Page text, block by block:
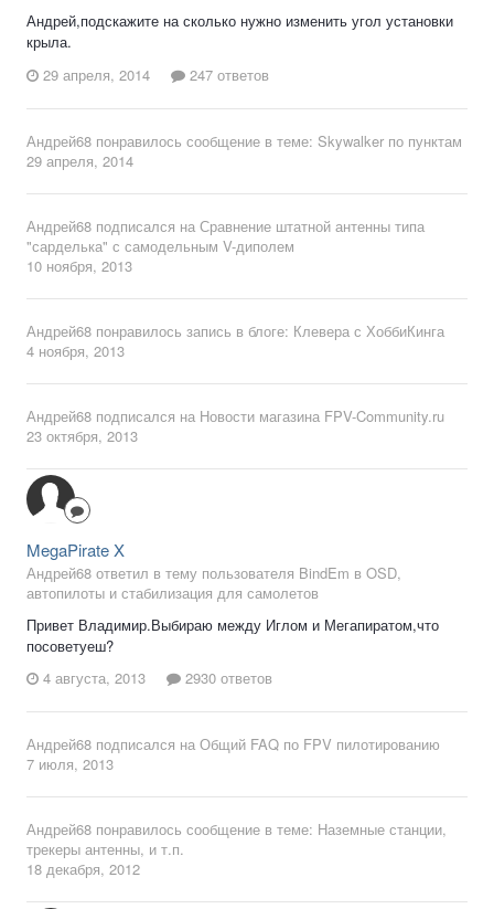
Андрей,подскажите на сколько нужно изменить угол установки
крыла.
29 апреля, 2014
247 ответов
Андрей68 понравилось сообщение в теме: Skywalker по пунктам
29 апреля, 2014
Андрей68 подписался на Сравнение штатной антенны типа
"сарделька" с самодельным V-диполем
10 ноября, 2013
Андрей68 понравилось запись в блоге: Клевера с ХоббиКинга
4 ноября, 2013
Андрей68 подписался на Новости магазина FPV-Community.ru
23 октября, 2013
MegaPirate X
Андрей68 ответил в тему пользователя BindEm в OSD,
автопилоты и стабилизация для самолетов
Привет Владимир.Выбираю между Иглом и Мегапиратом,что
посоветуеш?
4 августа, 2013
2930 ответов
Андрей68 подписался на Общий FAQ по FPV пилотированию
7 июля, 2013
Андрей68 понравилось сообщение в теме: Наземные станции,
трекеры антенны, и т.п.
18 декабря, 2012